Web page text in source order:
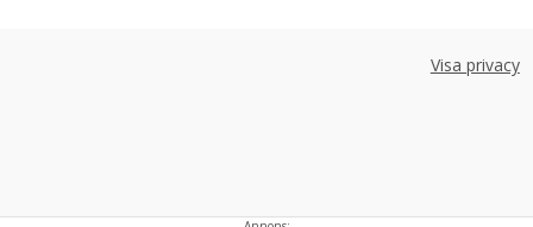
Visa privacy